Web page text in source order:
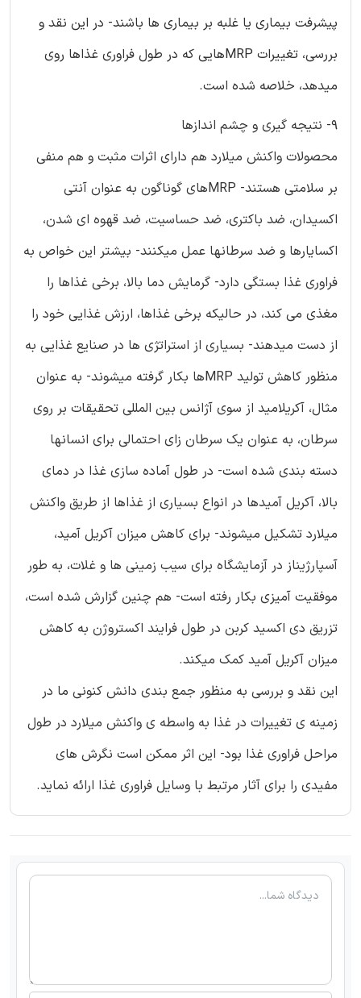
پیشرفت بیماری یا غلبه بر بیماری ها باشند- در این نقد و
بررسی، تغییرات MRPهایی که در طول فراوری غذاها روی
میدهد، خلاصه شده است.
9- نتیجه گیری و چشم اندازها
محصولات واکنش میلارد هم دارای اثرات مثبت و هم منفی
بر سلامتی هستند- MRPهای گوناگون به عنوان آنتی
اکسیدان، ضد باکتری، ضد حساسیت، ضد قهوه ای شدن،
اکسایارها و ضد سرطانها عمل میکنند- بیشتر این خواص به
فراوری غذا بستگی دارد- گرمایش دما بالا، برخی غذاها را
مغذی می کند، در حالیکه برخی غذاها، ارزش غذایی خود را
از دست میدهند- بسیاری از استراتژی ها در صنایع غذایی به
منظور کاهش تولید MRPها بکار گرفته میشوند- به عنوان
مثال، آکریلامید از سوی آژانس بین المللی تحقیقات بر روی
سرطان، به عنوان یک سرطان زای احتمالی برای انسانها
دسته بندی شده است- در طول آماده سازی غذا در دمای
بالا، آکریل آمیدها در انواع بسیاری از غذاها از طریق واکنش
میلارد تشکیل میشوند- برای کاهش میزان آکریل آمید،
آسپارژیناز در آزمایشگاه برای سیب زمینی ها و غلات، به طور
موفقیت آمیزی بکار رفته است- هم چنین گزارش شده است،
تزریق دی اکسید کربن در طول فرایند اکستروژن به کاهش
میزان آکریل آمید کمک میکند.
این نقد و بررسی به منظور جمع بندی دانش کنونی ما در
زمینه ی تغییرات در غذا به واسطه ی واکنش میلارد در طول
مراحل فراوری غذا بود- این اثر ممکن است نگرش های
مفیدی را برای آثار مرتبط با وسایل فراوری غذا ارائه نماید.